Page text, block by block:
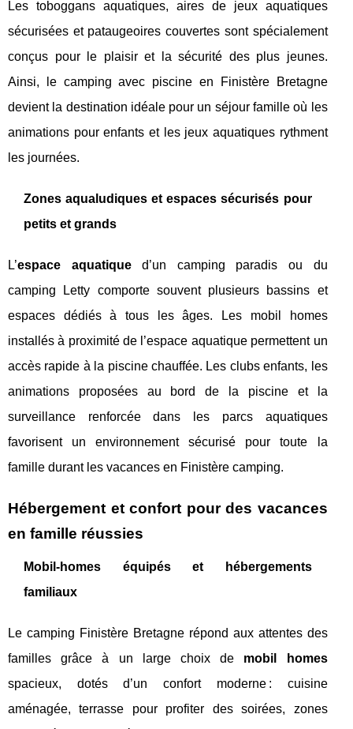
Les toboggans aquatiques, aires de jeux aquatiques
sécurisées et pataugeoires couvertes sont spécialement
conçus pour le plaisir et la sécurité des plus jeunes.
Ainsi, le camping avec piscine en Finistère Bretagne
devient la destination idéale pour un séjour famille où les
animations pour enfants et les jeux aquatiques rythment
les journées.
Zones aqualudiques et espaces sécurisés pour
petits et grands
L’espace aquatiqued’un camping paradis ou du
camping Letty comporte souvent plusieurs bassins et
espaces dédiés à tous les âges. Les mobil homes
installés à proximité de l’espace aquatique permettent un
accès rapide à la piscine chauffée. Les clubs enfants, les
animations proposées au bord de la piscine et la
surveillance renforcée dans les parcs aquatiques
favorisent un environnement sécurisé pour toute la
famille durant les vacances en Finistère camping.
Hébergement et confort pour des vacances
en famille réussies
Mobil-homes équipés et hébergements
familiaux
Le camping Finistère Bretagne répond aux attentes des
familles grâce à un large choix de mobil homes
spacieux, dotés d’un confort moderne : cuisine
aménagée, terrasse pour profiter des soirées, zones